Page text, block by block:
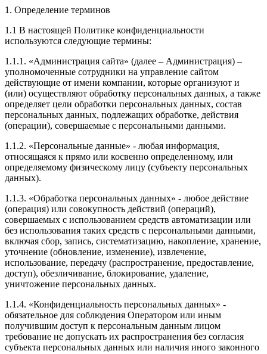
1. Определение терминов
1.1 В настоящей Политике конфиденциальности
используются следующие термины:
1.1.1. «Администрация сайта» (далее – Администрация) –
уполномоченные сотрудники на управление сайтом
действующие от имени компании, которые организуют и
(или) осуществляют обработку персональных данных, а также
определяет цели обработки персональных данных, состав
персональных данных, подлежащих обработке, действия
(операции), совершаемые с персональными данными.
1.1.2. «Персональные данные» - любая информация,
относящаяся к прямо или косвенно определенному, или
определяемому физическому лицу (субъекту персональных
данных).
1.1.3. «Обработка персональных данных» - любое действие
(операция) или совокупность действий (операций),
совершаемых с использованием средств автоматизации или
без использования таких средств с персональными данными,
включая сбор, запись, систематизацию, накопление, хранение,
уточнение (обновление, изменение), извлечение,
использование, передачу (распространение, предоставление,
доступ), обезличивание, блокирование, удаление,
уничтожение персональных данных.
1.1.4. «Конфиденциальность персональных данных» -
обязательное для соблюдения Оператором или иным
получившим доступ к персональным данным лицом
требование не допускать их распространения без согласия
субъекта персональных данных или наличия иного законного